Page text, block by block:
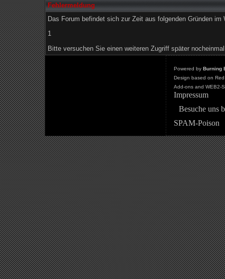
Fehlermeldung
Das Forum befindet sich zur Zeit aus folgenden Gründen im
1
Bitte versuchen Sie einen weiteren Zugriff später
Powered by Burning
Design based on
Add-ons and WEB2-
Impressum
Besuche uns
SPAM-Poison